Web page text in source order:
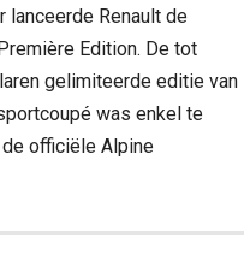
lanceerde Renault de
Edition. De tot
gelimiteerde editie van
was enkel te
officiële Alpine